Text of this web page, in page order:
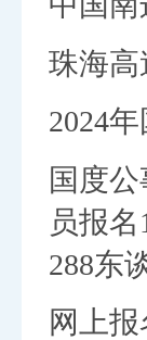
珠海高
2024
国度
员报
288东
网上报